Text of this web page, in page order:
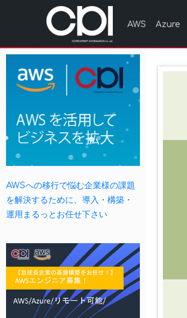
AWS Azure
AWSへの移行で悩む企業様の課題
を解決するために、導入・構築・
運用まるっとお任せ下さい